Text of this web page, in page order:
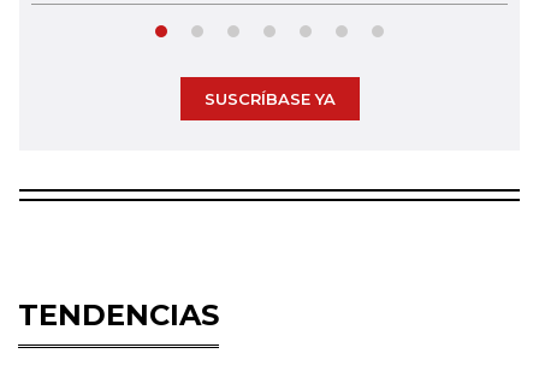
SUSCRÍBASE YA
TENDENCIAS